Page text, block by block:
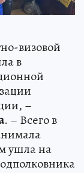
визовой
в
–
. – Всего в
ушла на